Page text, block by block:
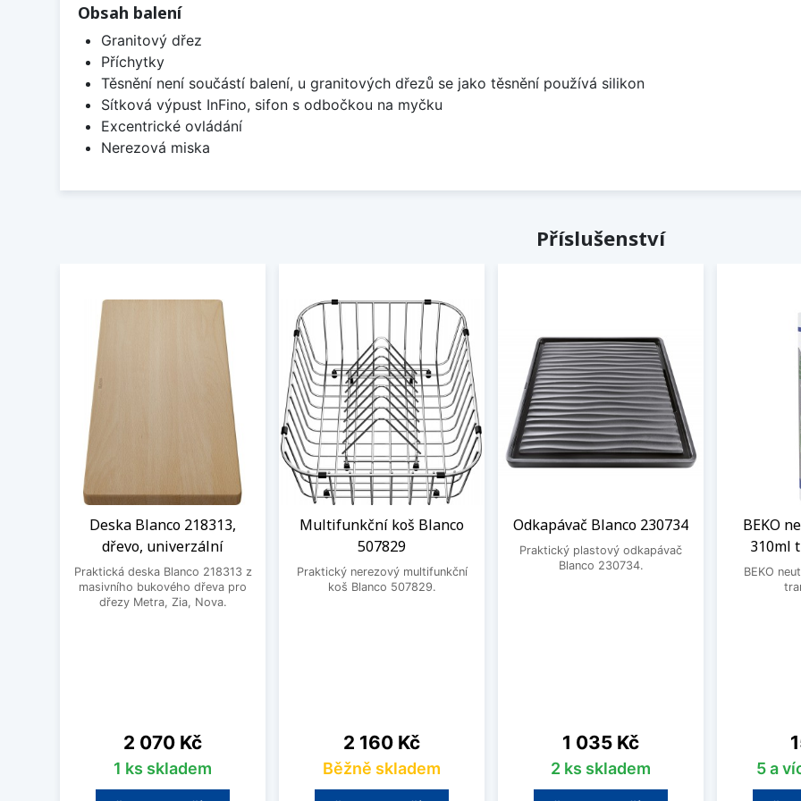
Obsah balení
Granitový dřez
Příchytky
Těsnění není součástí balení, u granitových dřezů se jako těsnění používá silikon
Sítková výpust InFino, sifon s odbočkou na myčku
Excentrické ovládání
Nerezová miska
Příslušenství
Deska Blanco 218313,
dřevo, univerzální
Praktická deska Blanco 218313 z
masivního bukového dřeva pro
dřezy Metra, Zia, Nova.
Cena
2 070 Kč
1 ks skladem
Multifunkční koš Blanco
507829
Praktický nerezový multifunkční
koš Blanco 507829.
Cena
2 160 Kč
Běžně skladem
Odkapávač Blanco 230734
Praktický plastový odkapávač
Blanco 230734.
Cena
1 035 Kč
2 ks skladem
BEKO
310ml
BEKO
5 a